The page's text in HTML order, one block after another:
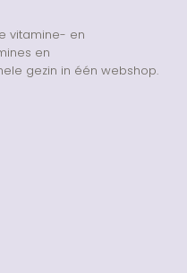
vitamine- en
en
gezin in één webshop.